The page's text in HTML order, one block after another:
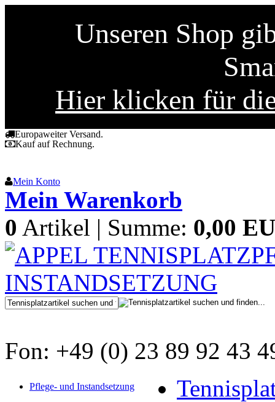
Unseren Shop
Hier klicken für
Europaweiter Versand.
Kauf auf Rechnung.
Mein Konto
Mein Warenkorb
0 Artikel | Summe: 0,00
Fon: +49 (0) 23 89 92 43
Pflege- und Instandsetzung